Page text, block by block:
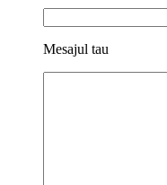
Mesajul tau